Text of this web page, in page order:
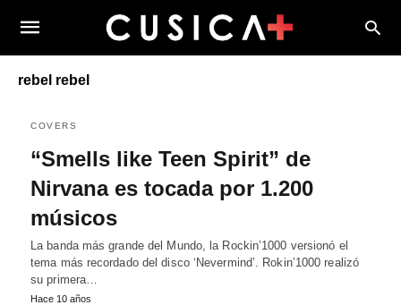
rebel rebel
COVERS
“Smells like Teen Spirit” de
Nirvana es tocada por 1.200
músicos
La banda más grande del Mundo, la Rockin’1000 versionó el
tema más recordado del disco ‘Nevermind’. Rokin’1000 realizó
su primera…
Hace 10 años